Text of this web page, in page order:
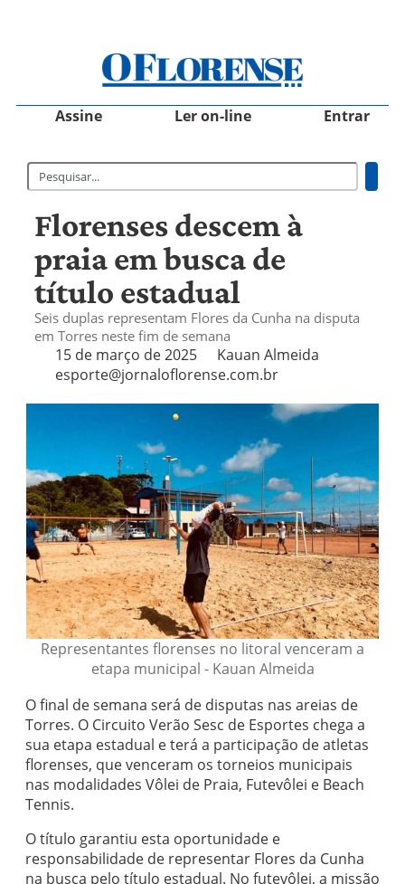
Assine Ler on-line Entrar
Florenses descem à
praia em busca de
título estadual
Seis duplas representam Flores da Cunha na disputa
em Torres neste fim de semana
15 de março de 2025
Kauan Almeida
esporte@jornaloflorense.com.br
Representantes florenses no litoral venceram a
etapa municipal - Kauan Almeida
O final de semana será de disputas nas areias de
Torres. O Circuito Verão Sesc de Esportes chega a
sua etapa estadual e terá a participação de atletas
florenses, que venceram os torneios municipais
nas modalidades Vôlei de Praia, Futevôlei e Beach
Tennis.
O título garantiu esta oportunidade e
responsabilidade de representar Flores da Cunha
na busca pelo título estadual. No futevôlei, a missão